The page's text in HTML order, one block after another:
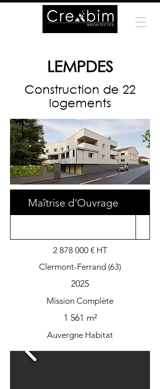
LEMPDES
Construction de 22
logements
Maîtrise d'Ouvrage
2 878 000€ HT
Clermont-Ferrand (63)
2025
Mission Complète
1 561 m²
Auvergne Habitat